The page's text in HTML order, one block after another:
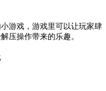
游戏，游戏里可以让玩家肆
压操作带来的乐趣。